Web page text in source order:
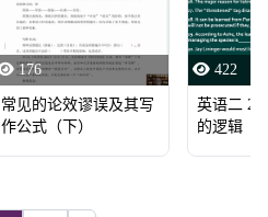
176
常见的论效谬误及其写
作公式（下）
422
英语二
的逻辑（